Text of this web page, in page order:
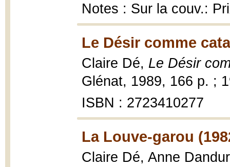
Notes : Sur la couv.:
Le Désir comme
Claire Dé, Le Désir
Glénat, 1989, 166 p. ;
ISBN : 2723410277
La Louve-garou
Claire Dé, Anne